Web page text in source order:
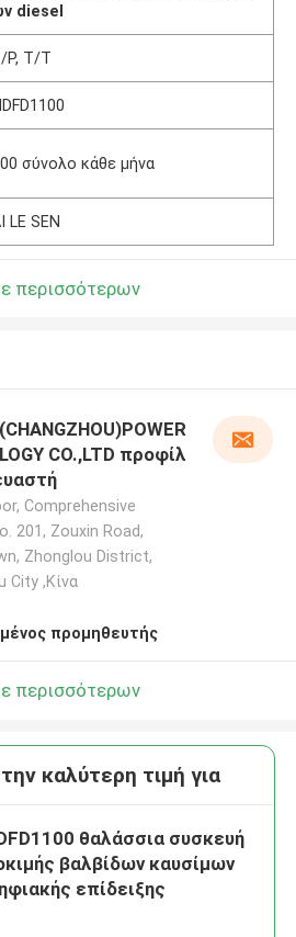
diesel
P, T/T
σύνολο κάθε μήνα
LE SEN
περισσότερων
CO.,LTD προφίλ
Comprehensive
201, Zouxin Road,
Zhonglou District,
City ,Κίνα
προμηθευτής
περισσότερων
καλύτερη τιμή για
θαλάσσια συσκευή
βαλβίδων καυσίμων
επίδειξης